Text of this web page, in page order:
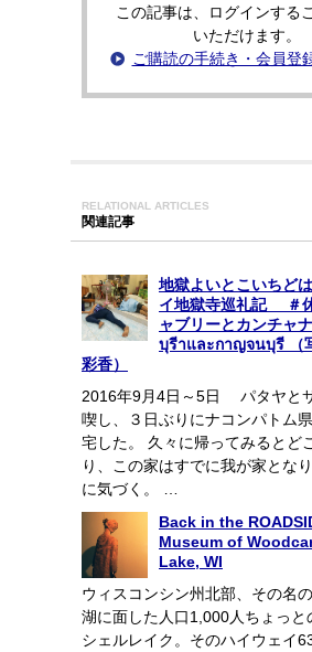
この記事は、ログインする
いただけます。
ご購読の手続き・会員登
RELATIONAL ARTICLES
関連記事
地獄よいとこいちど
イ地獄寺巡礼記 ＃
ャブリーとカンチャ
บุรีาและกาญจนบุรี （
彩香）
2016年9月4日～5日 パタヤと
喫し、３日ぶりにナコンパトム
宅した。 久々に帰ってみるとど
り、この家はすでに我が家とな
に気づく。 …
Back in the
Museum of
Lake, WI
ウィスコンシン州北部、その名
湖に面した人口1,000人ちょっと
シェルレイク。そのハイウェイ